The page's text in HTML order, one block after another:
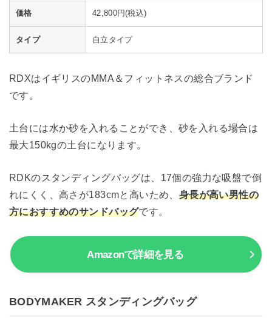
価格 42,800円(税込)
タイプ 自立タイプ
RDXはイギリスのMMA＆フィットネスの総合ブランド
です。
土台には水か砂を入れることができ、砂を入れる場合は
最大150kgの土台になります。
RDKのスタンディングバッグは、17個の強力な吸盤で倒
れにくく、高さが183cmと高いため、 身長が高い男性の
方におすすめのサンドバッグです。
Amazonで詳細を見る
BODYMAKER スタンディングバッグ